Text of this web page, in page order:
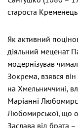
староста
Як активний
діяльний меценат
модернізував
Зокрема, взявся він
на Хмельниччині,
Маріанні
Любомирської, що
Заслава від брата